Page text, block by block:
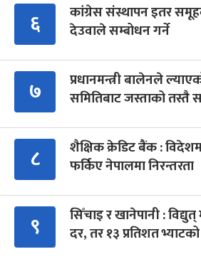
६
कांग्रेस संस्थापन इतर
देउवाले सम्बोधन गर्ने
७
प्रधानमन्त्री बालेनले
समितिबाट जस्ताको तस्तै
८
शैक्षिक क्रेडिट बैंक :
फर्किए नेपालमा निरन्तरता
९
सिँचाइ र खानेपानी :
दर, तर १३ प्रतिशत